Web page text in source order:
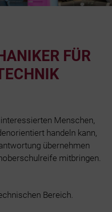
FÜR
Menschen,
handeln kann,
übernehmen
mitbringen.
Bereich.
Bäder